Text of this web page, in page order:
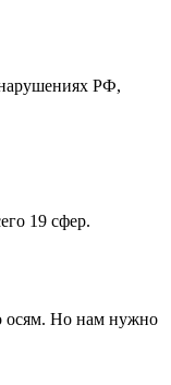
РФ,
19 сфер.
осям. Но нам нужно